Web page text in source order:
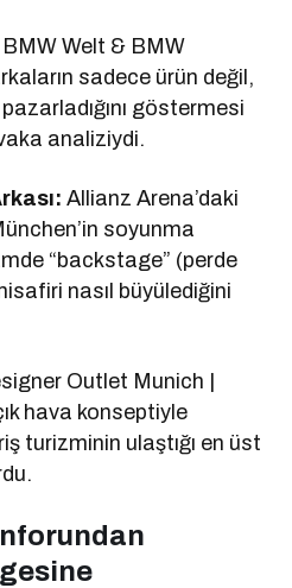
BMW Welt & BMW
sadece ürün değil,
göstermesi
analiziydi.
Allianz Arena’daki
soyunma
“backstage” (perde
nasıl büyülediğini
Outlet Munich |
hava konseptiyle
turizminin ulaştığı en üst